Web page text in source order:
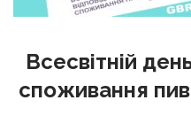
УКРАЇНСЬКА
Всесвітній
споживання